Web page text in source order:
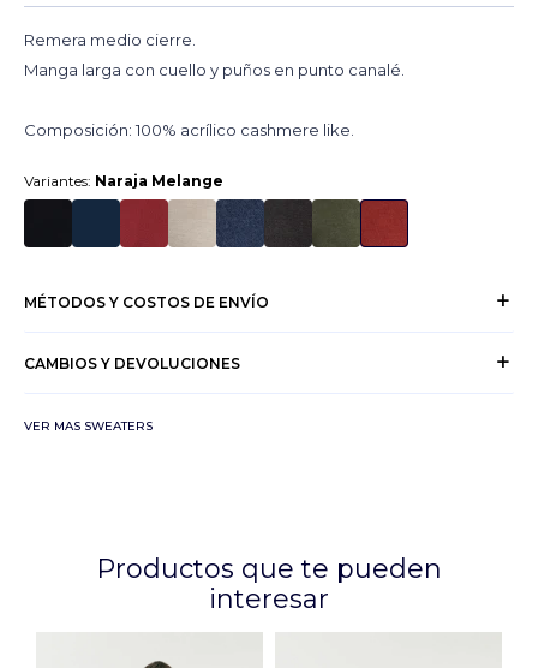
Remera medio cierre.
Manga larga con cuello y puños en punto canalé.
Composición: 100% acrílico cashmere like.
Variantes: Naraja Melange
MÉTODOS Y COSTOS DE ENVÍO
CAMBIOS Y DEVOLUCIONES
VER MAS SWEATERS
Productos que te pueden
interesar